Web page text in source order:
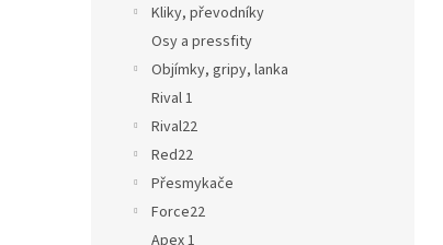
Kliky, převodníky
Osy a pressfity
Objímky, gripy, lanka
Rival 1
Rival22
Red22
Přesmykače
Force22
Apex 1